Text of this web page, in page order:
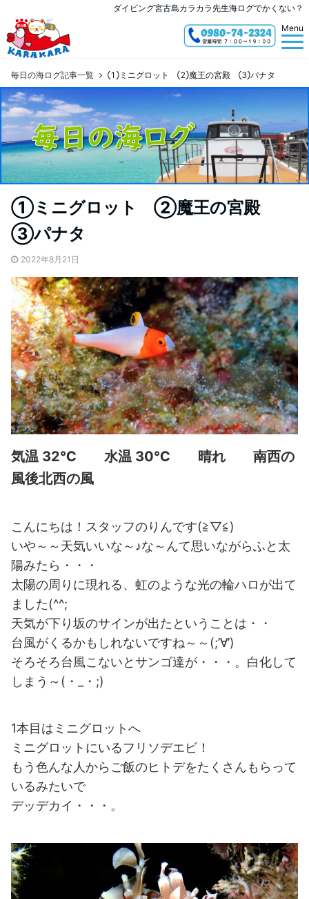
ダイビング宮古島カラカラ先生海ログでかくない？
Menu
毎日の海ログ記事一覧 ①ミニグロット ②魔王の宮殿 ③パナタ
①ミニグロット ②魔王の宮殿
③パナタ
2022年8月21日
気温 32℃ 水温 30℃ 晴れ 南西の
風後北西の風
こんにちは！スタッフのりんです(≧▽≦)
いや～～天気いいな～♪な～んて思いながらふと太
陽みたら・・・
太陽の周りに現れる、虹のような光の輪ハロが出て
ました(^^;
天気が下り坂のサインが出たということは・・
台風がくるかもしれないですね～～(;’∀’)
そろそろ台風こないとサンゴ達が・・・。白化して
しまう～(・_・;)
1本目はミニグロットへ
ミニグロットにいるフリソデエビ！
もう色んな人からご飯のヒトデをたくさんもらって
いるみたいで
デッデカイ・・・。